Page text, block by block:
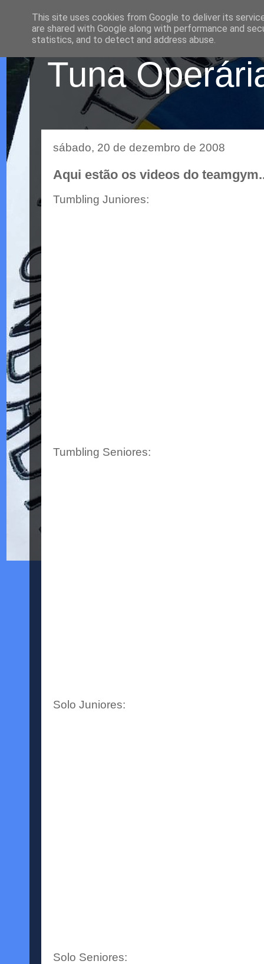
Tuna
sábado, 20 de dezembro de 2008
Aqui estão os videos do
Tumbling Juniores:
Tumbling Seniores:
Solo Juniores:
Solo Seniores:
This site uses cookies from Google to deliver its
are shared with Google along with performance and
statistics, and to detect and address abuse.